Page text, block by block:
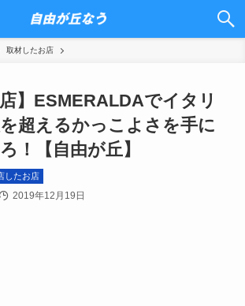
取材したお店
店】ESMERALDAでイタリ
超えるかっこよさを手に
！【自由が丘】
したお店
2019年12月19日